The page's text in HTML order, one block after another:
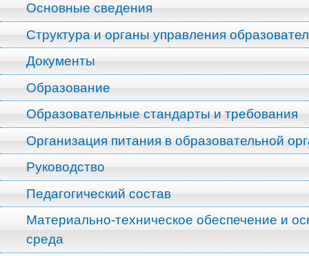
Основные сведения
Структура и органы управления
Документы
Образование
Образовательные стандарты и требования
Организация питания в образовательной
Руководство
Педагогический состав
Материально-техническое обеспечение и
среда